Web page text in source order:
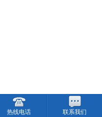
热线电话 联系我们